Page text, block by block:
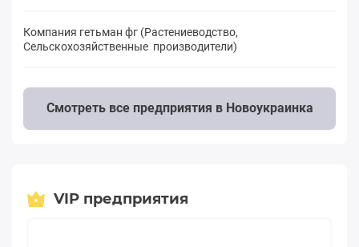
Компания гетьман фг (Растениеводство,
Сельскохозяйственные производители)
Смотреть все предприятия в Новоукраинка
VIP предприятия